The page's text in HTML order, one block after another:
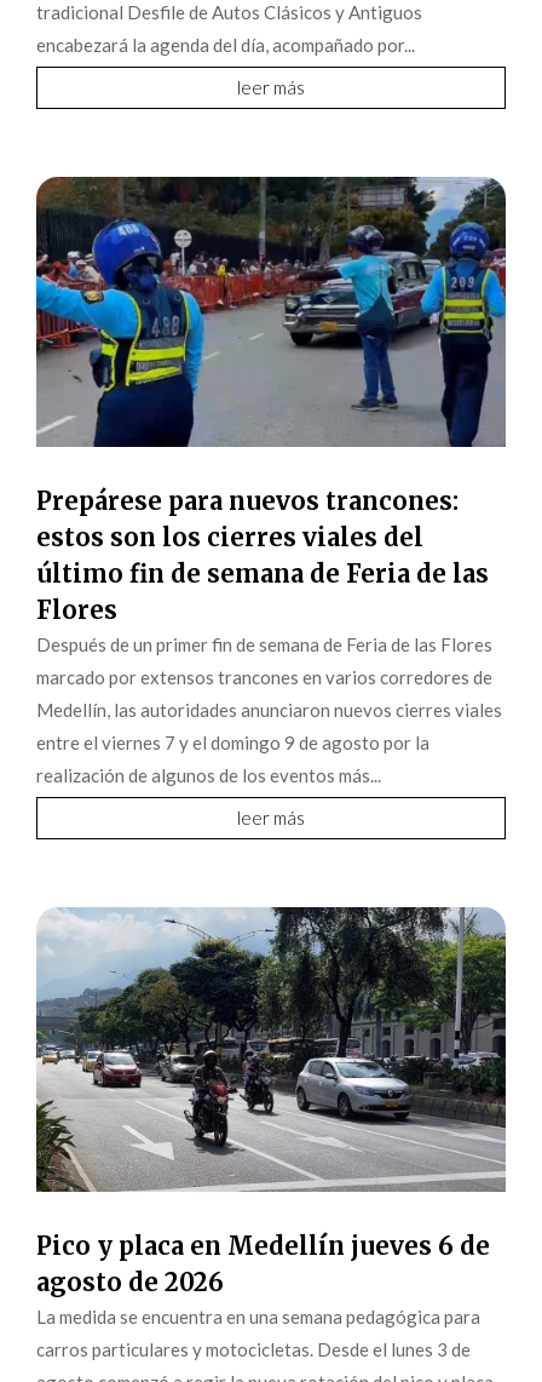
tradicional Desfile de Autos Clásicos y Antiguos
encabezará la agenda del día, acompañado por...
leer más
Prepárese para nuevos trancones:
estos son los cierres viales del
último fin de semana de Feria de las
Flores
Después de un primer fin de semana de Feria de las Flores
marcado por extensos trancones en varios corredores de
Medellín, las autoridades anunciaron nuevos cierres viales
entre el viernes 7 y el domingo 9 de agosto por la
realización de algunos de los eventos más...
leer más
Pico y placa en Medellín jueves 6 de
agosto de 2026
La medida se encuentra en una semana pedagógica para
carros particulares y motocicletas. Desde el lunes 3 de